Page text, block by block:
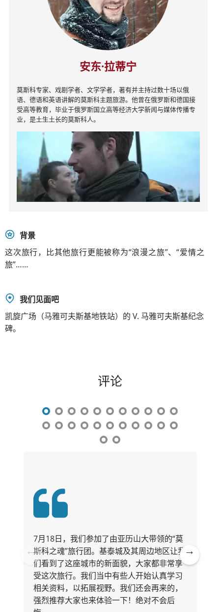
安东·拉蒂宁
莫斯科专家、戏剧学者、文学学者，著有并主持过数十场以俄
语、德语和英语讲解的莫斯科主题旅游。他曾在俄罗斯和德国接
受高等教育，毕业于俄罗斯国立高等经济大学新闻与媒体传播专
业，是土生土长的莫斯科人。
背景
这次旅行，比其他旅行更能被称为“浪漫之旅”、“爱情之
旅”……
我们见面吧
凯旋广场（马雅可夫斯基地铁站）的 V. 马雅可夫斯基纪念
碑。
评论
Pre
vio
us
7月18日，我们参加了由亚历山大带领的“莫
斯科之魂”旅行团。基泰城及其周边地区让我
们看到了这座城市的新面貌，大家都非常享
受这次旅行。我们当中有些人开始认真学习
相关资料，以拓展视野。我们还会再来的，
强烈推荐大家也来体验一下！绝对不会后
Ne